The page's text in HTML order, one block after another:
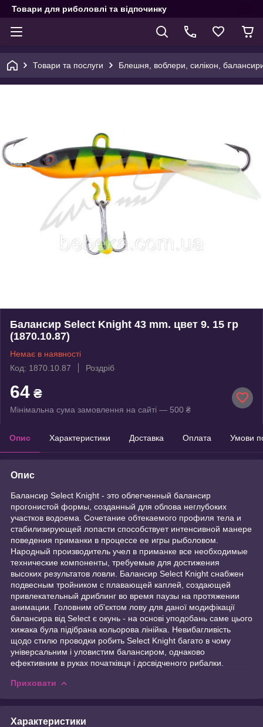
Товари для риболовлі та відпочинку
Товари та послуги Блешня, воблери, силікон,
Балансир Select Knight 43 mm. цвет 9. 15 гр
(1870.10.87)
Немає в наявності
Код: 1870.10.87
Роздріб
64 ₴
Мінімальна сума замовлення на сайті — 500 ₴
Опис Характеристики Доставка Оплата Умови
Опис
Балансир Select Knight - это облегченный балансир
прогонистой формы, созданный для облова неглубоких
участков водоема. Сочетание обтекаемого профиля тела и
стабилизирующей лопасти способствует интенсивной манере
поведения приманки в процессе ее игры рыболовом.
Народный производитель учел в приманке все необходимые
технические компоненты, требуемые для достижения
высоких результатов ловли. Балансир Select Knight снабжен
подвесным тройником с плавающей каплей, создающей
привлекательный дриблинг во время паузы на протяжении
анимации. Головним об'єктом лову для даної модифікації
балансира від Select є окунь - на основі уподобань саме цього
хижака була підібрана кольорова лінійка. Невибагливість
щодо стилю проводки робить Select Knight багато в чому
універсальним і уловистим балансиром, однаково
ефективним в руках початківця і досвідченого рибалки.
Приховати
Характеристики